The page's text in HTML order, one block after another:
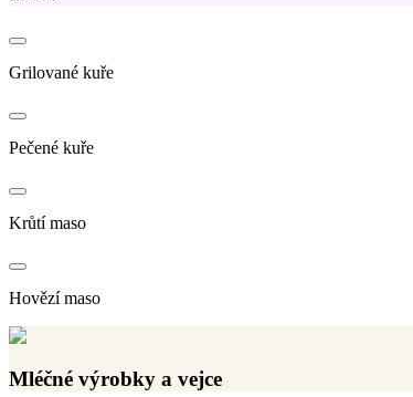
Grilované kuře
Pečené kuře
Krůtí maso
Hovězí maso
Mléčné výrobky a vejce